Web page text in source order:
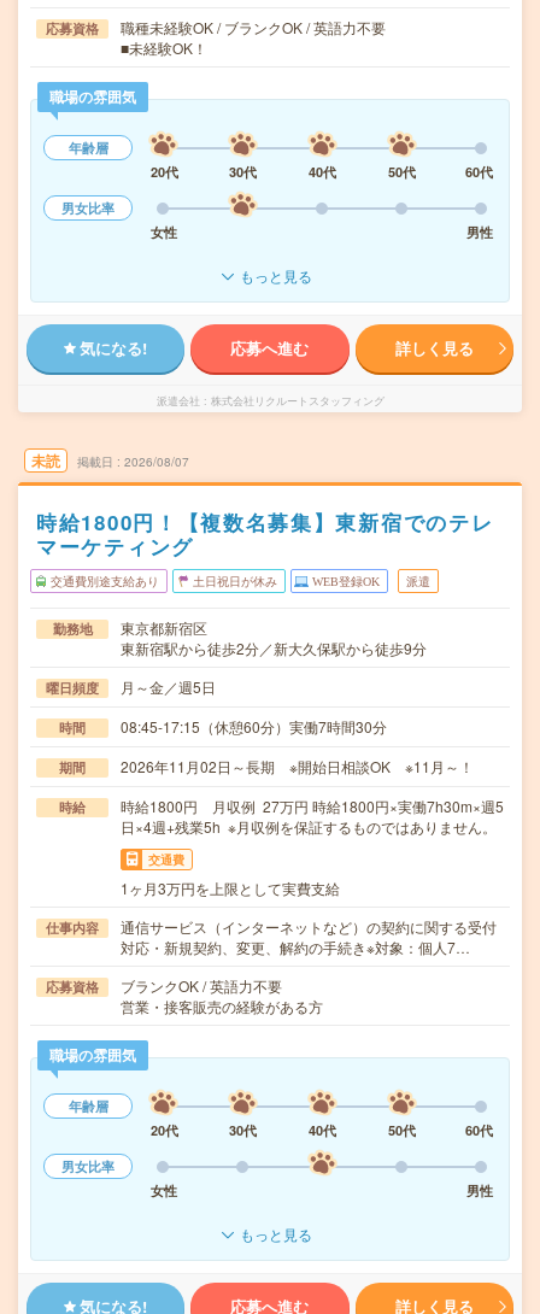
応募資格
職種未経験OK / ブランクOK / 英語力不要
■未経験OK！
職場の雰囲気
年齢層
20代
30代 40代 50代
60代
男女比率
女性
男性
もっと見る
気になる! 応募へ進む 詳しく見る
派遣会社 株式会社リクルートスタッフィング
未読 掲載日 2026/08/07
時給1800円！【複数名募集】東新宿でのテレ
マーケティング
交通費別途支給あり 土日祝日が休み WEB登録OK 派遣
勤務地
東京都新宿区
東新宿駅から徒歩2分／新大久保駅から徒歩9分
曜日頻度 月～金／週5日
時間 08:45-17:15（休憩60分）実働7時間30分
期間 2026年11月02日～長期 ※開始日相談OK ※11月～！
時給
時給1800円 月収例 27万円 時給1800円×実働7h30m×週5
日×4週+残業5h ※月収例を保証するものではありません。
交通費
1ヶ月3万円を上限として実費支給
仕事内容
通信サービス（インターネットなど）の契約に関する受付
対応・新規契約、変更、解約の手続き※対象：個人7…
応募資格
ブランクOK / 英語力不要
営業・接客販売の経験がある方
職場の雰囲気
年齢層
20代
30代 40代 50代
60代
男女比率
女性
男性
もっと見る
気になる! 応募へ進む 詳しく見る